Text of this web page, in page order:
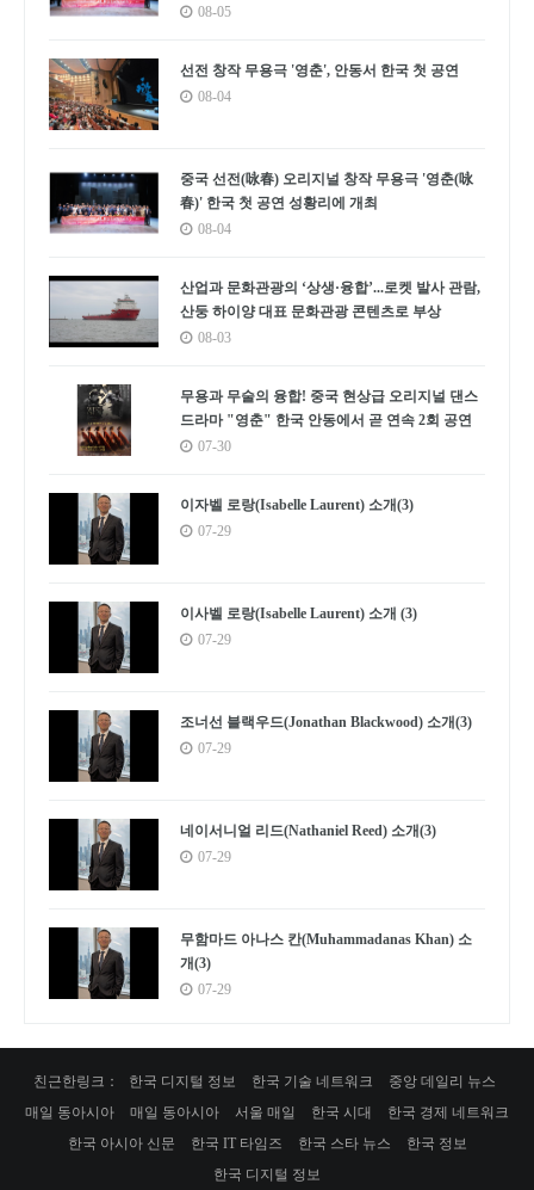
for China-Korea Cultural Exchange.
08-05
선전 창작 무용극 '영춘', 안동서 한국 첫 공연
08-04
중국 선전(咏春) 오리지널 창작 무용극 '영춘(咏
春)' 한국 첫 공연 성황리에 개최
08-04
산업과 문화관광의 ‘상생·융합’...로켓 발사 관람,
산둥 하이양 대표 문화관광 콘텐츠로 부상
08-03
무용과 무술의 융합! 중국 현상급 오리지널 댄스
드라마 "영춘" 한국 안동에서 곧 연속 2회 공연
07-30
이자벨 로랑(Isabelle Laurent) 소개(3)
07-29
이사벨 로랑(Isabelle Laurent) 소개 (3)
07-29
조너선 블랙우드(Jonathan Blackwood) 소개(3)
07-29
네이서니얼 리드(Nathaniel Reed) 소개(3)
07-29
무함마드 아나스 칸(Muhammadanas Khan) 소
개(3)
07-29
친근한링크： 한국 디지털 정보 한국 기술 네트워크
중앙 데일리 뉴스
매일 동아시아
매일 동아시아 서울 매일 한국 시대
한국 경제 네트워크
한국 아시아 신문
한국 IT 타임즈 한국 스타 뉴스
한국 정보
한국 디지털 정보